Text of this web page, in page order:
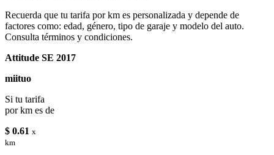
Recuerda que tu tarifa por km es personalizada y depende de
factores como: edad, género, tipo de garaje y modelo del auto.
Consulta términos y condiciones.
Attitude SE 2017
miituo
Si tu tarifa
por km es de
$ 0.61 x
km